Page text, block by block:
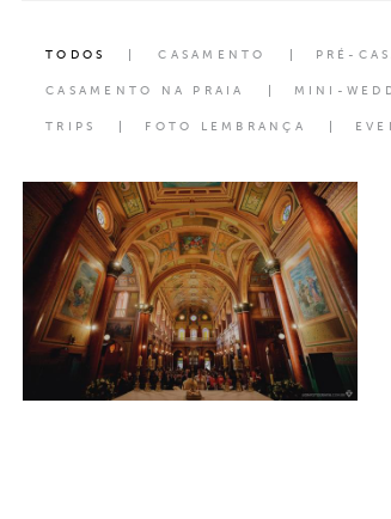
TODOS CASAMENTO PRÉ-
CASAMENTO NA PRAIA MINI-
TRIPS FOTO LEMBRANÇA